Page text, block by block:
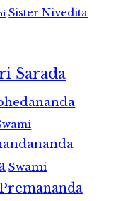
Sister Nivedita
Sarada
Swami